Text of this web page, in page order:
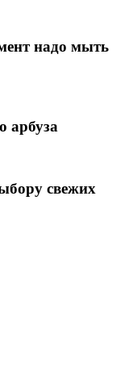
надо мыть
арбуза
свежих